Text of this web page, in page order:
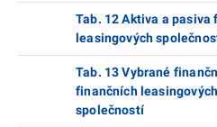
Tab. 12 Aktiva a pasiva
leasingových
Tab. 13 Vybrané
finančních leasingových
společností